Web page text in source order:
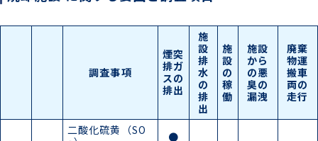
調査事項
煙突
排ガ
スの
排出
施
設
排
水
の
排
出
施
設
の
稼
働
施設
から
の悪
臭の
漏洩
廃棄
物運
搬車
両の
走行
二酸化硫黄（SO
●